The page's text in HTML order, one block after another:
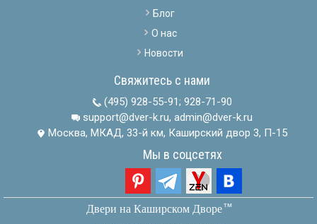
Блог
О нас
Новости
Свяжитесь с нами
(495) 928-55-91; 928-71-90
support@dver-k.ru, admin@dver-k.ru
Москва, МКАД, 33-й км, Каширский двор 3, П-15
Мы в соцсетях
Двери на Каширском Дворетм